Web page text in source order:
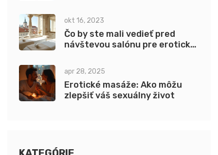
okt 16, 2023
Čo by ste mali vedieť pred
návštevou salónu pre erotickú
apr 28, 2025
Erotické masáže: Ako môžu
zlepšiť váš sexuálny život